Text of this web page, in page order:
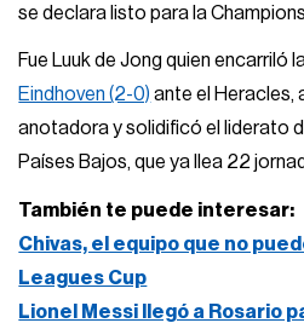
se declara listo para la
Fue Luuk de Jong quien encarriló
Eindhoven (2-0) ante el Heracles,
anotadora y solidificó el liderato
Países Bajos, que ya llea 22
También te puede interesar:
Chivas, el equipo que no
Leagues Cup
Lionel Messi llegó a Rosario